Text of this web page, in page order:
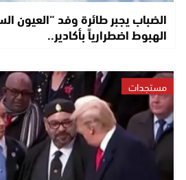
الضباب يجبر طائرة وفد “العيون
الهبوط اضطرارياً بأكادير..
مستجدات